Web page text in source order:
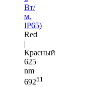
Вт/
м,
IP65)
Red
|
Красный
625
nm
69251